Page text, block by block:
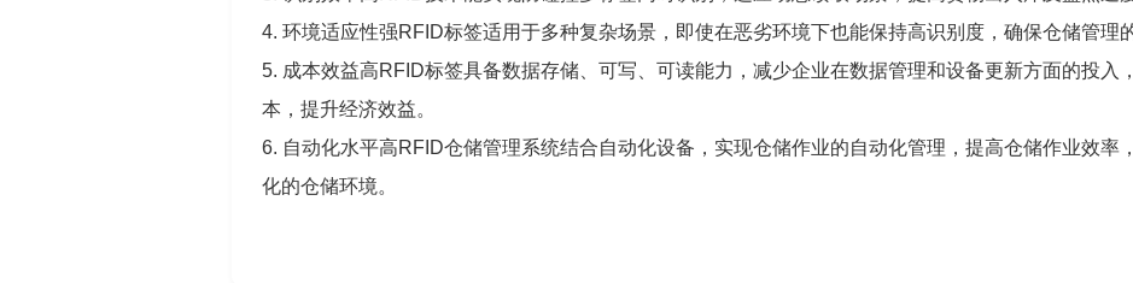
4. 环境适应性强RFID标签适用于多种复杂场景，即使在恶劣环境下也能保持高识别度，确保仓储管理
5. 成本效益高RFID标签具备数据存储、可写、可读能力，减少企业在数据管理和设备更新方面的投入
本，提升经济效益。
6. 自动化水平高RFID仓储管理系统结合自动化设备，实现仓储作业的自动化管理，提高仓储作业效率
化的仓储环境。